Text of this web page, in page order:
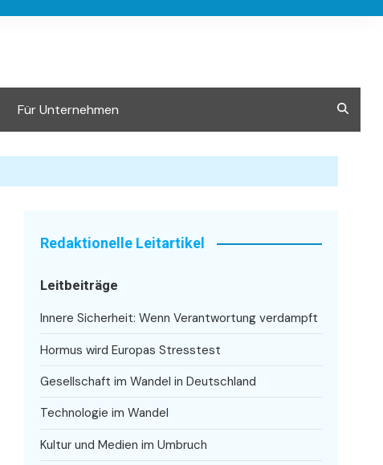
Für Unternehmen
Redaktionelle Leitartikel
Leitbeiträge
Innere Sicherheit: Wenn Verantwortung verdampft
Hormus wird Europas Stresstest
Gesellschaft im Wandel in Deutschland
Technologie im Wandel
Kultur und Medien im Umbruch